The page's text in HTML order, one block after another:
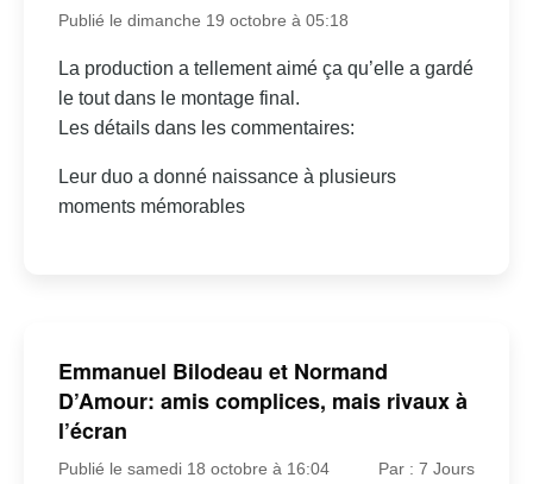
Publié le dimanche 19 octobre à 05:18
La production a tellement aimé ça qu’elle a gardé
le tout dans le montage final.
Les détails dans les commentaires:
Leur duo a donné naissance à plusieurs
moments mémorables
Emmanuel Bilodeau et Normand
D’Amour: amis complices, mais rivaux à
l’écran
Publié le samedi 18 octobre à 16:04 Par : 7 Jours